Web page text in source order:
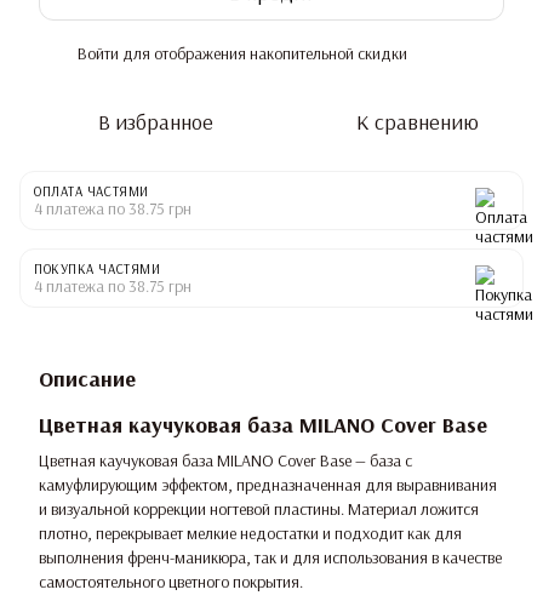
Войти для отображения накопительной скидки
В избранное К сравнению
ОПЛАТА ЧАСТЯМИ
4 платежа по 38.75 грн
ПОКУПКА ЧАСТЯМИ
4 платежа по 38.75 грн
Описание
Цветная каучуковая база MILANO Cover Base
Цветная каучуковая база MILANO Cover Base — база с
камуфлирующим эффектом, предназначенная для выравнивания
и визуальной коррекции ногтевой пластины. Материал ложится
плотно, перекрывает мелкие недостатки и подходит как для
выполнения френч-маникюра, так и для использования в качестве
самостоятельного цветного покрытия.